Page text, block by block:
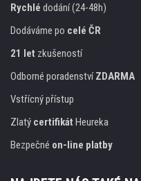
Rychlé dodání (24-48h)
Dodáváme po celé ČR
21 let zkušeností
Odborné poradenstvíZDARMA
Vstřícný přístup
Zlatý certifikát Heureka
Bezpečné on-line platby